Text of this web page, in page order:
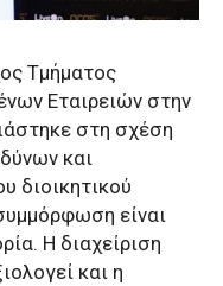
Τμήματος
Εταιρειών στην
στη σχέση
και
διοικητικού
είναι
Η διαχείριση
και η